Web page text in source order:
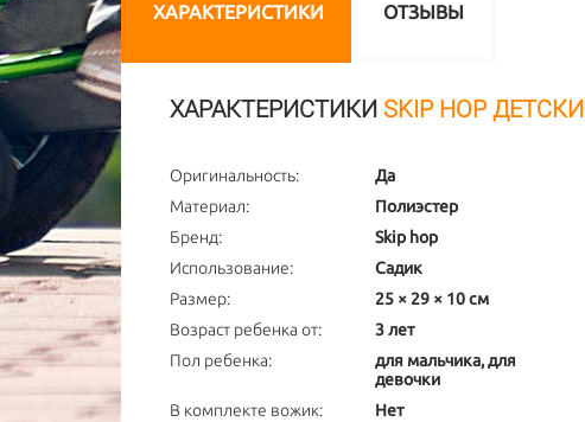
ХАРАКТЕРИСТИКИ ОТЗЫВЫ
ХАРАКТЕРИСТИКИ SKIP HOP
Оригинальность:
Да
Материал:
Полиэстер
Бренд:
Skip hop
Использование:
Садик
Размер:
25 × 29 × 10 см
Возраст ребенка от:
3 лет
Пол ребенка:
для мальчика, для
девочки
В комплекте вожик:
Нет